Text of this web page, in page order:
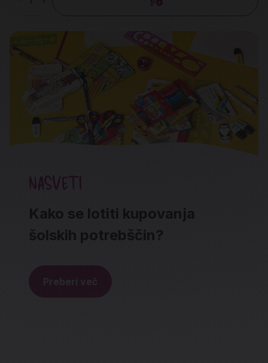
Količina
NASVETI
Kako se lotiti kupovanja
šolskih potrebščin?
Preberi več